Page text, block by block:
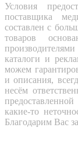
Условия
поставщика
составлен с
товаров
каталоги и
можем
и описания,
несём
какие-то
Благодарим Вас